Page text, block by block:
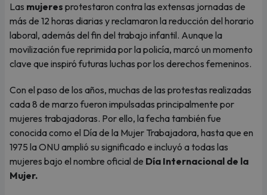
Las mujeres protestaron contra las extensas jornadas de
más de 12 horas diarias y reclamaron la reducción del horario
laboral, además del fin del trabajo infantil. Aunque la
movilización fue reprimida por la policía, marcó un momento
clave que inspiró futuras luchas por los derechos femeninos.
Con el paso de los años, muchas de las protestas realizadas
cada 8 de marzo fueron impulsadas principalmente por
mujeres trabajadoras. Por ello, la fecha también fue
conocida como el Día de la Mujer Trabajadora, hasta que en
1975 la ONU amplió su significado e incluyó a todas las
mujeres bajo el nombre oficial de Día Internacional de la
Mujer.